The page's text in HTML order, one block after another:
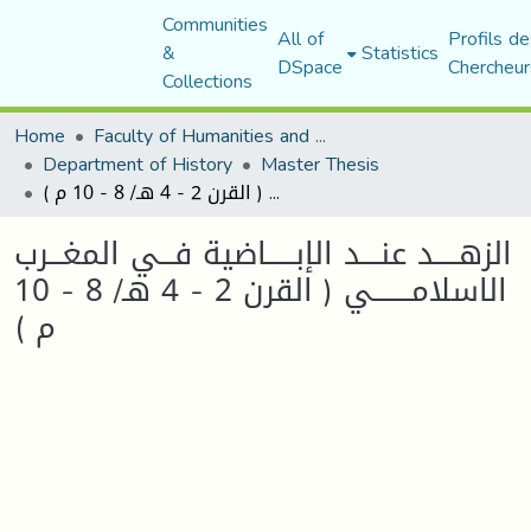
Communities
&
Collections
All of
DSpace Statistics Profils
Home
Faculty of Humanities and Social Sciences
Department of History Master Thesis
الزهـــــد عنــــد الإبــــــاضية فـــي المغـــرب الاسلامــــــــي ( القرن 2 - 4 هـ/ 8 - 10 م )
الزهـــــد عنــــد الإبــــــاضية فـــي المغـــرب
الاسلامــــــــي ( القرن 2 - 4 هـ/ 8 - 10
م )